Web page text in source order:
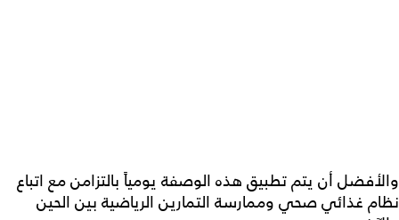
والأفضل أن يتم تطبيق هذه الوصفة يومياً بالتزامن مع اتباع
نظام غذائي صحي وممارسة التمارين الرياضية بين الحين